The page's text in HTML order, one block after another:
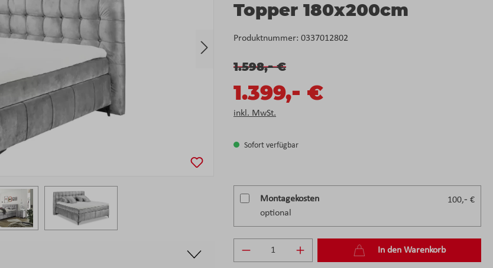
Topper 180x200cm
Produktnummer: 0337012802
1.598,-€
1.399,- €
inkl. MwSt.
Sofort verfügbar
Montagekosten
optional
100,- €
Produkt Anzahl: Gib den gewünschten
In den Warenkorb